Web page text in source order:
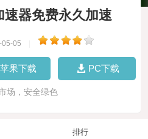
速器免费永久加速
05-05
苹果下载 PC下载
场，安全绿色
排行